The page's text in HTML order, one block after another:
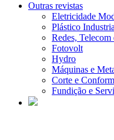
Outras revistas
Eletricidade
Plástico
Redes, Telecom
Fotovolt
Hydro
Máquinas e
Corte e
Fundição e